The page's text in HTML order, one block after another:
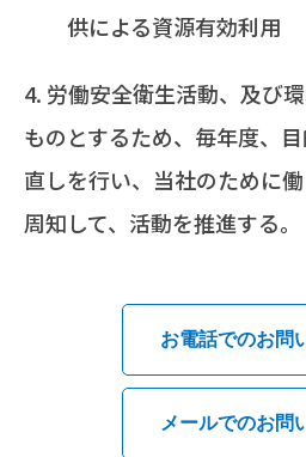
供による資源有効利用
労働安全衛生活動、及び
ものとするため、毎年度、
直しを行い、当社のために
周知して、活動を推進する。
お電話でのお問
メールでのお問